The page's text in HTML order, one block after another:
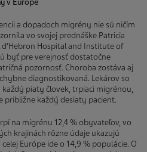
a dopadoch migrény nie sú ničím
vo svojej prednáške Patricia
d’Hebron Hospital and Institute of
byť pre verejnosť dostatočne
pozornosť. Choroba zostáva aj
diagnostikovaná. Lekárov so
piaty človek, trpiaci migrénou,
približne každý desiaty pacient.
na migrénu 12,4 % obyvateľov, vo
krajinách rôzne údaje ukazujú
Európe ide o 14,9 % populácie. O